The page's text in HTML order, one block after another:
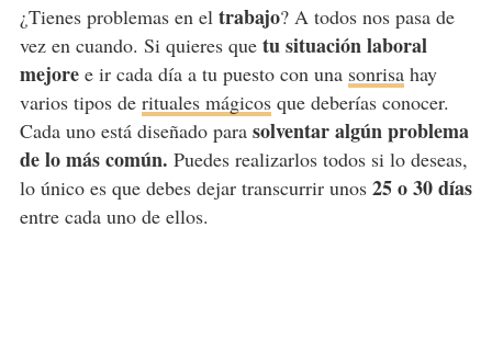
¿Tienes problemas en el trabajo? A todos nos pasa de
vez en cuando. Si quieres quetu situación laboral
mejoree ir cada día a tu puesto con una sonrisahay
varios tipos de rituales mágicosque deberías conocer.
Cada uno está diseñado para solventar algún problema
de lo más común. Puedes realizarlos todos si lo deseas,
lo único es que debes dejar transcurrir unos 25 o 30 días
entre cada uno de ellos.